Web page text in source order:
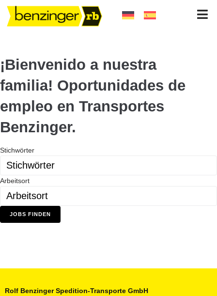
¡Bienvenido a nuestra
familia! Oportunidades de
empleo en Transportes
Benzinger.
Stichwörter
Arbeitsort
Rolf Benzinger Spedition-Transporte GmbH